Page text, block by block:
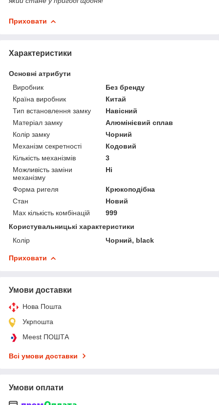
Приховати
Характеристики
Основні атрибути
Виробник
Без бренду
Країна виробник
Китай
Тип встановлення замку
Навісний
Матеріал замку
Алюмінієвий сплав
Колір замку
Чорний
Механізм секретності
Кодовий
Кількість механізмів
3
Можливість заміни
механізму
Ні
Форма ригеля
Крюкоподібна
Стан
Новий
Max кількість комбінацій
999
Користувальницькі характеристики
Колір
Чорний, black
Приховати
Умови доставки
Нова Пошта
Укрпошта
Meest ПОШТА
Всі умови доставки
Умови оплати